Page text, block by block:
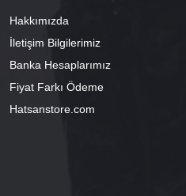
Hakkımızda
İletişim Bilgilerimiz
Banka Hesaplarımız
Fiyat Farkı Ödeme
Hatsanstore.com